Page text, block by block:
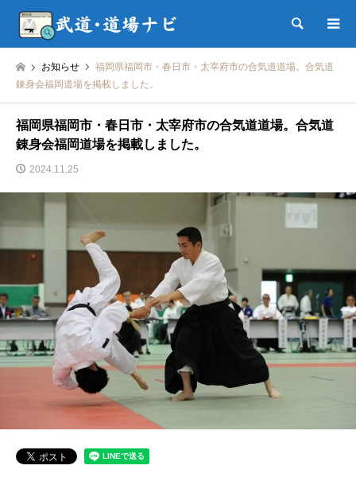
検索
お知らせ
福岡県福岡市・春日市・太宰府市の合気道道場。合気道
錬身会福岡道場を掲載しました。
福岡県福岡市・春日市・太宰府市の合気道道場。合気道
錬身会福岡道場を掲載しました。
2024.11.25